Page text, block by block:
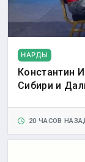
НАРДЫ
Константин
Сибири и
20 ЧАСОВ